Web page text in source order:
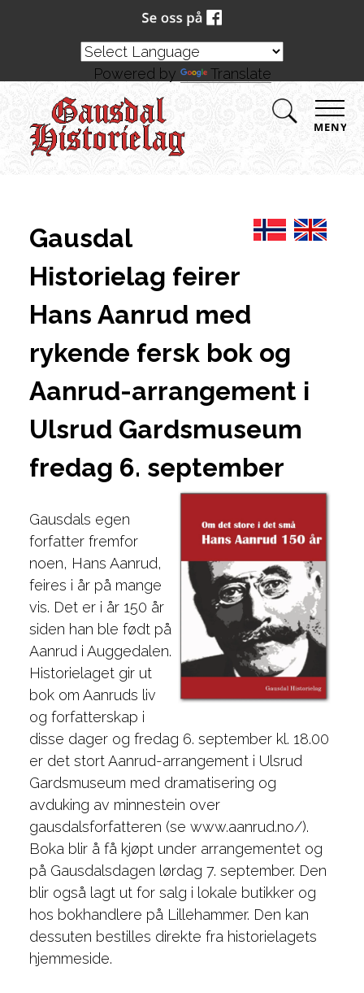
MENY
Gausdal
Historielag feirer
Hans Aanrud med
rykende fersk bok og
Aanrud-arrangement i
Ulsrud Gardsmuseum
fredag 6. september
Gausdals egen
forfatter fremfor
noen, Hans Aanrud,
feires i år på mange
vis. Det er i år 150 år
siden han ble født på
Aanrud i Auggedalen.
Historielaget gir ut
bok om Aanruds liv
og forfatterskap i
disse dager og fredag 6. september kl. 18.00
er det stort Aanrud-arrangement i Ulsrud
Gardsmuseum med dramatisering og
avduking av minnestein over
gausdalsforfatteren (se www.aanrud.no/).
Boka blir å få kjøpt under arrangementet og
på Gausdalsdagen lørdag 7. september. Den
blir også lagt ut for salg i lokale butikker og
hos bokhandlere på Lillehammer. Den kan
dessuten bestilles direkte fra historielagets
hjemmeside.
Powered by Translate